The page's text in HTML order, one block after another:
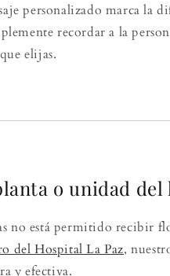
personalizado marca la
recordar a la
elijas.
o unidad del
no está permitido recibir
del Hospital La Paz,
y efectiva.